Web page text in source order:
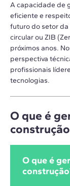
A capacidade de
eficiente e
futuro do setor da
circular ou ZIB
próximos anos.
perspectiva
profissionais
tecnologias.
O que é
O que é